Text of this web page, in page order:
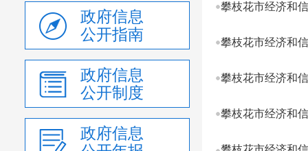
政府信息
公开指南
政府信息
公开制度
政府信息
攀枝花市经济和
攀枝花市经济和
攀枝花市经济和
攀枝花市经济和